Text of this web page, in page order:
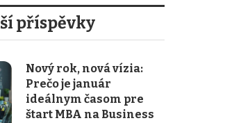
příspěvky
Nový rok, nová vízia:
Prečo je január
ideálnym časom pre
štart MBA na Business